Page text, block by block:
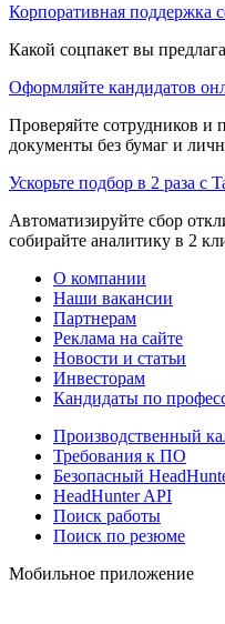
Корпоративная поддержка
Какой соцпакет вы
Оформляйте кандидатов
Проверяйте сотрудников и
документы без бумаг и
Ускорьте подбор в 2 раза с
Автоматизируйте сбор
собирайте аналитику в 2
О компании
Наши вакансии
Партнерам
Реклама на сайте
Новости и статьи
Инвесторам
Кандидаты по
Производственный
Требования к ПО
Безопасный
HeadHunter API
Поиск работы
Поиск по резюме
Мобильное приложение